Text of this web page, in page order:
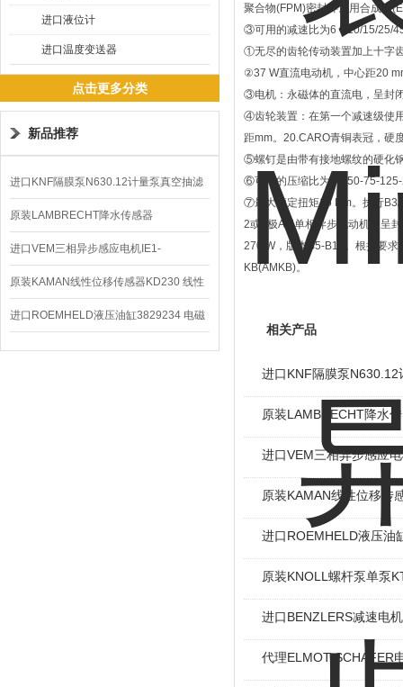
进口液位计
进口温度变送器
点击更多分类
新品推荐
进口KNF隔膜泵N630.12计量泵真空抽滤
泵价格
原装LAMBRECHT降水传感器
00.14575.20气象仪
进口VEM三相异步感应电机IE1-
K21R80G4马达
原装KAMAN线性位移传感器KD230 线性
编码器
进口ROEMHELD液压油缸3829234 电磁
阀定位器
聚合物(FPM)密封环。用合成油
③可用的减速比为6：10/15/25/
①无尽的齿轮传动装置加上十字
②37 W直流电动机，中心距20
③电机：永磁体的直流电，呈封
④齿轮装置：在第一个减速级使
距mm。20.CARO青铜表冠，硬
⑤螺钉是由带有接地螺纹的硬化
⑥可用的压缩比为6：50-75-
⑦最大额定扭矩15 Nm。执行B3/
2或4极AM单相异步电动机，呈
270 W，版本B5-B14。根据要
KB(AMKB)。
相关产品
进口KNF隔膜泵
原装LAMBRECHT降水
进口VEM三相异步感应
原装KAMAN线性位移传
进口ROEMHELD液压油
原装KNOLL螺杆泵单泵
进口BENZLERS减速电
代理ELMOT-SCHAFER